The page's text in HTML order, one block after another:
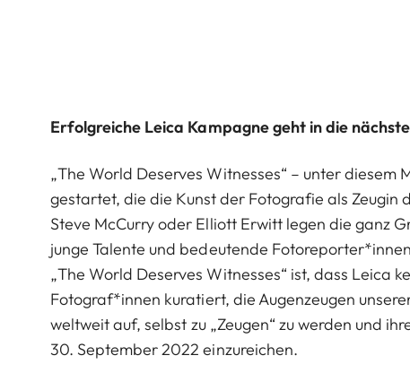
Erfolgreiche Leica Kampagne geht in die
„The World Deserves Witnesses“ – unter
gestartet, die die Kunst der Fotografie als Zeugin
Steve McCurry oder Elliott Erwitt legen die ganz
junge Talente und bedeutende
„The World Deserves Witnesses“ ist, dass Leica
Fotograf*innen kuratiert, die Augenzeugen
weltweit auf, selbst zu „Zeugen“ zu werden und
30. September 2022 einzureichen.